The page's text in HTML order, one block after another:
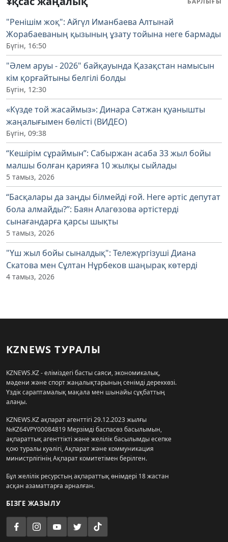
"Ренішім жоқ": Айгүл Иманбаева Алтынай
Жорабаеваның қызының ұзату тойына неге бармады
Бүгін, 16:50
"Әлем аруы - 2026" байқауында Қазақстан намысын
кім қорғайтыны белгілі болды
Бүгін, 12:30
«Күзде той жасаймыз»: Динара Сәтжан қуанышты
жаңалығымен бөлісті (ВИДЕО)
Бүгін, 09:38
“Кешірім сұраймын”: Сабыржан асаба 33 жыл бойы
малшы болған қарияға 10 жылқы сыйлады
5 тамыз, 2026
“Басқалары да заңды білмейді ғой. Неге әртіс депутат
бола алмайды?”: Баян Алагөзова әртістерді
сынағандарға қарсы шықты
5 тамыз, 2026
"Үш жыл бойы сыналдық": Тележүргізуші Диана
Скатова мен Сұлтан Нұрбеков шаңырақ көтерді
4 тамыз, 2026
KZNEWS ТУРАЛЫ
KZNEWS.KZ - еліміздегі басты саяси, экономикалық,
мәдени және спорт жаңалықтарының сенімді дереккөзі.
Үздік сараптамалық мақала мен шынайы сұқбаттың
алаңы.
KZNEWS.KZ ақпарат агенттігі 29.12.2023 жылғы
№KZ64VPY00084819 Мерзімді баспасөз басылымын,
ақпараттық агенттікті және желілік басылымды есепке
қою туралы куәлігі, Ақпарат және коммуникация
министрлігінің Ақпарат комитетімен берілген.
Бұл желілік ресурстың ақпараттық өнімдері 18 жастан
асқан азаматтарға арналған.
БІЗГЕ ЖАЗЫЛУ